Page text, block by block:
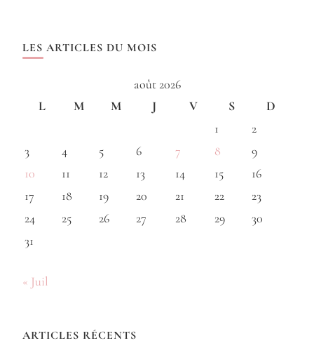
LES ARTICLES DU MOIS
août 2026
L
M M J V S
D
1
2
3
4 5 6 7 8
9
10
11 12 13 14 15
16
17
18 19 20 21 22
23
24
25 26 27 28 29
30
31
« Juil
ARTICLES RÉCENTS